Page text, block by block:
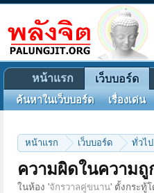
หน้าแรก เว็บบอร์ด ทั่วไป
ความผิดในความถู
ในห้อง 'จักรวาลคู่ขนาน' ตั้งกระทู้โ
หน้าแรก เว็บบอร์ด
ค้นหาในเว็บบอร์ด เรื่องเด่น